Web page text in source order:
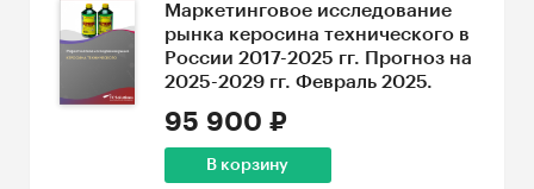
Маркетинговое исследование
рынка керосина технического в
России 2017-2025 гг. Прогноз на
2025-2029 гг. Февраль 2025.
95 900 ₽
В корзину